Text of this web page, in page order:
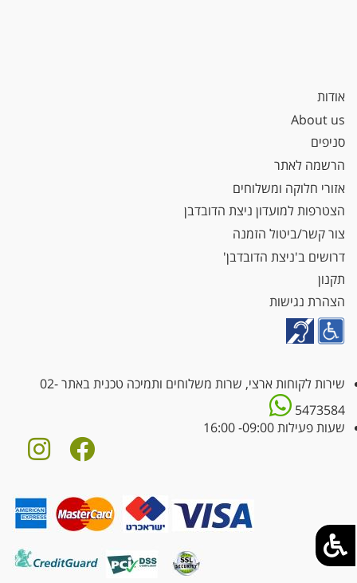
אודות
About us
סניפים
הרשמה לאתר
אזורי חלוקה ומשלוחים
הצטרפות למועדון ניצת הדובדבן
צור קשר/ביטול הזמנה
דרושים ב'ניצת הדובדבן'
תקנון
הצהרת נגישות
שירות לקוחות ארצי, שרות משלוחים ותמיכה טכנית באתר02-
5473584
שעות פעילות 09:00- 16:00